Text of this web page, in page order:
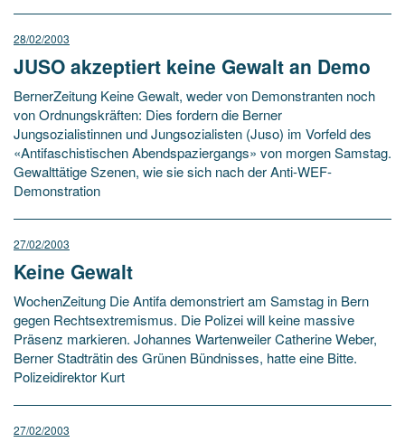
28/02/2003
JUSO akzeptiert keine Gewalt an Demo
BernerZeitung Keine Gewalt, weder von Demonstranten noch
von Ordnungskräften: Dies fordern die Berner
Jungsozialistinnen und Jungsozialisten (Juso) im Vorfeld des
«Antifaschistischen Abendspaziergangs» von morgen Samstag.
Gewalttätige Szenen, wie sie sich nach der Anti-WEF-
Demonstration
27/02/2003
Keine Gewalt
WochenZeitung Die Antifa demonstriert am Samstag in Bern
gegen Rechtsextremismus. Die Polizei will keine massive
Präsenz markieren. Johannes Wartenweiler Catherine Weber,
Berner Stadträtin des Grünen Bündnisses, hatte eine Bitte.
Polizeidirektor Kurt
27/02/2003